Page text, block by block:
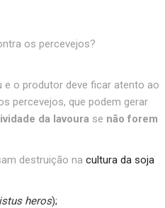
os percevejos?
e o produtor deve ficar atento ao
percevejos, que podem gerar
da lavoura se não forem
destruição na cultura da soja
heros);